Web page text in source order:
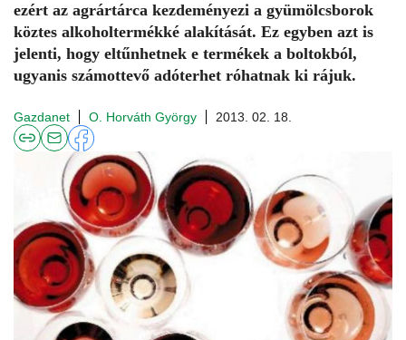
ezért az agrártárca kezdeményezi a gyümölcsborok
köztes alkoholtermékké alakítását. Ez egyben azt is
jelenti, hogy eltűnhetnek e termékek a boltokból,
ugyanis számottevő adóterhet róhatnak ki rájuk.
Gazdanet O. Horváth György 2013. 02. 18.